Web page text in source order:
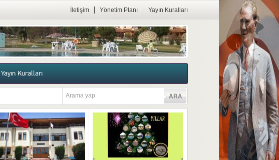
İletişim Yönetim Planı Yayın Kuralları
Yayın Kuralları